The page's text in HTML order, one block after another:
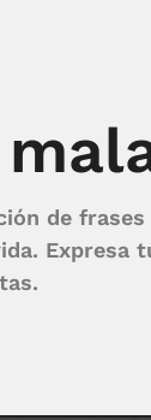
de
Expresa